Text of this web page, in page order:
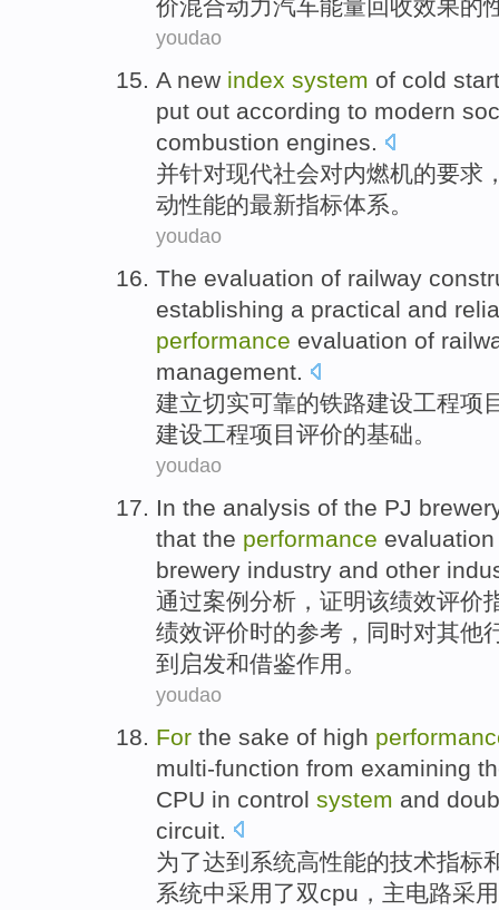
价混合动力汽车能量 回收效果的
youdao
A new index system of cold start
put out according to modern
combustion engines.
并针对现代社会对内燃机的要求
动性能的最新指标体系。
youdao
The evaluation of railway
establishing a practical and
performance evaluation of
management.
建立切实可靠的铁路建设工程项
建设工程项目评价的基础。
youdao
In the analysis of the PJ
that the performance evaluation
brewery industry and other
通过案例 分析 ， 证明该绩效评价
绩效评价时的参考 ，同时对其他
到启发和借鉴作用。
youdao
For the sake of high
multi-function from examining
CPU in control system and
circuit
为了达到系统高性能的技术指标
系统中采用了双cpu ，主电路采